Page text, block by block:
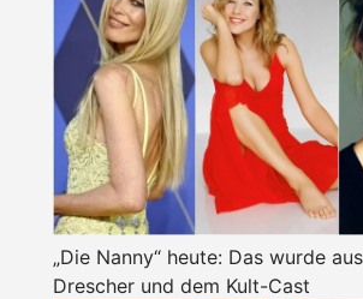
„Die Nanny“ heute: Das wurde
Drescher und dem Kult-Cast